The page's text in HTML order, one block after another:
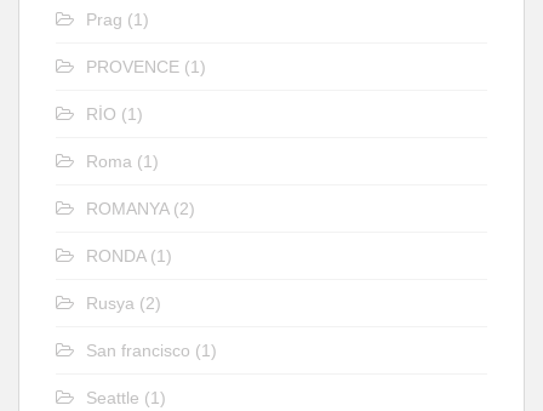
Prag (1)
PROVENCE (1)
RİO (1)
Roma (1)
ROMANYA(2)
RONDA(1)
Rusya (2)
San francisco (1)
Seattle (1)